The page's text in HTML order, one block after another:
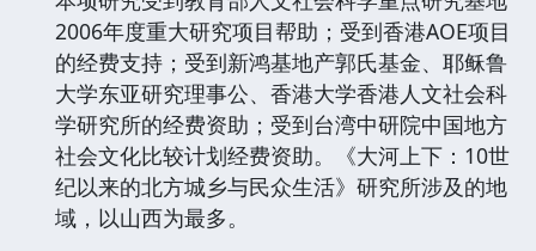
2006年度重大研究项目帮助；受到香港AOE项目
的经费支持；受到新鸿基地产郭氏基金、耶稣鲁
大学东亚研究理事公、香港大学香港人文社会科
学研究所的经费资助；受到台湾中研院中国地方
社会文化比较计划经费资助。《大河上下：10世
纪以来的北方城乡与民众生活》研究所涉及的地
域，以山西为最多。